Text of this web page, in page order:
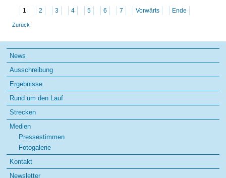
1 2 3 4 5 6 7 Vorwärts Ende
Zurück
Navigation
überspringen
News
Ausschreibung
Ergebnisse
Rund um den Lauf
Strecken
Medien
Pressestimmen
Fotogalerie
Kontakt
Newsletter